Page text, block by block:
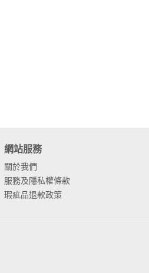
網站服務
關於我們
服務及隱私權條款
瑕疵品退款政策